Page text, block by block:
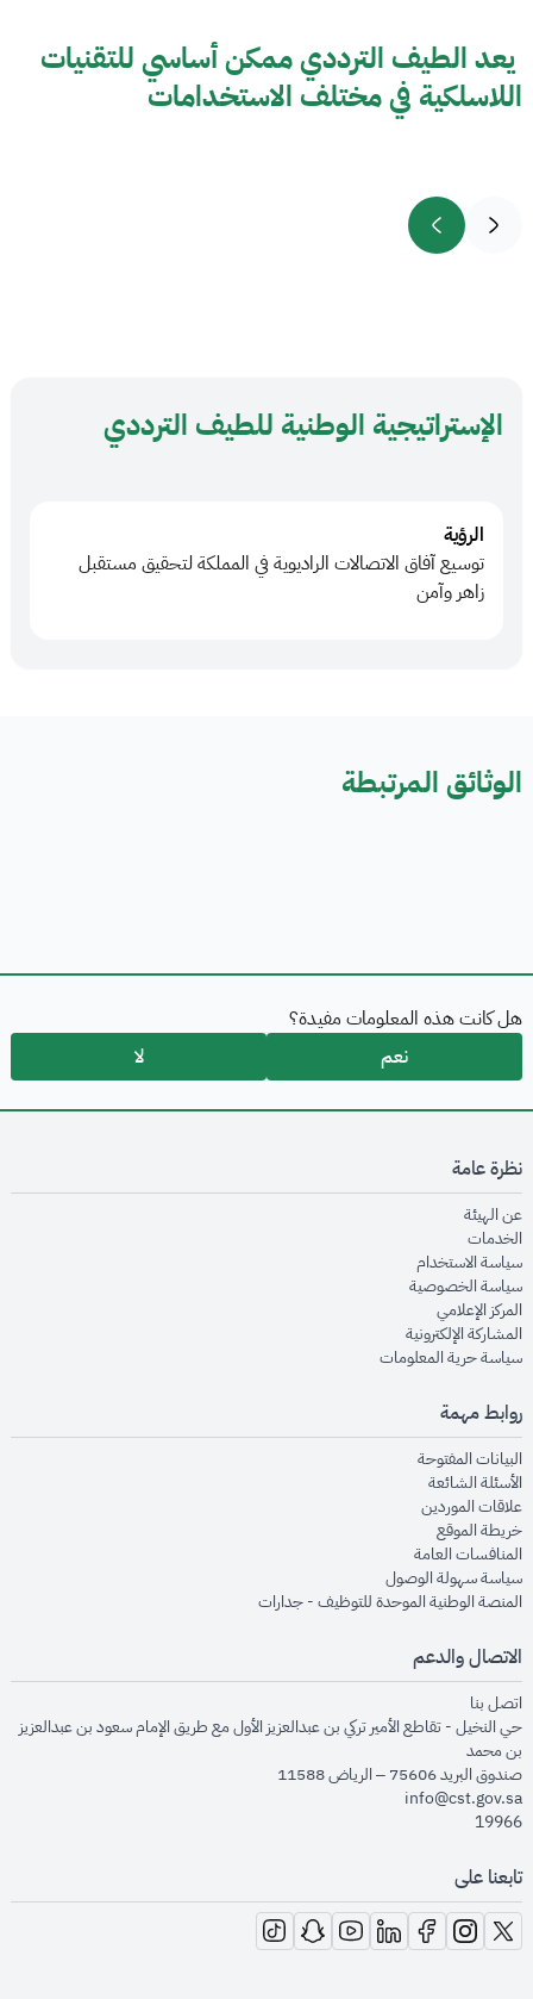
​ يعد الطيف الترددي ممكن أساسي للتقنيات
اللاسلكية في مختلف الاستخدامات
الإستراتيجية الوطنية للطيف الترددي
الرؤية
توسيع آفاق الاتصالات الراديوية في المملكة لتحقيق مستقبل
زاهر وآمن
الوثائق المرتبطة
هل كانت هذه المعلومات مفيدة؟
نعم
لا
نظرة عامة
عن الهيئةopens in new window
الخدماتopens in new window
سياسة الاستخدام
سياسة الخصوصيةopens in new window
المركز الإعلاميopens in new window
المشاركة الإلكترونيةopens in new window
سياسة حرية المعلوماتopens in new window
روابط مهمة
البيانات المفتوحةopens in new window
الأسئلة الشائعةopens in new window
علاقات الموردينopens in new window
خريطة الموقعopens in new window
المنافسات العامةopens in new window
سياسة سهولة الوصولopens in new window
المنصة الوطنية الموحدة للتوظيف - جداراتopens in new window
الاتصال والدعم
اتصل بنا
حي النخيل - تقاطع الأمير تركي بن عبدالعزيز الأول مع طريق الإمام سعود بن عبدالعزيز
بن محمد
صندوق البريد 75606 – الرياض 11588
info@cst.gov.sa
19966
تابعنا على
opens in new window
opens in new window
opens in new window
opens in new window
opens in new window
opens in new window
opens in new window